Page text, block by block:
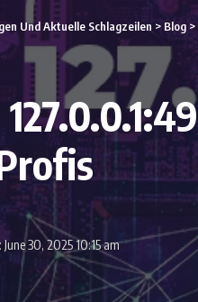
Und Aktuelle Schlagzeilen > Blog >
30, 2025 10:15 am